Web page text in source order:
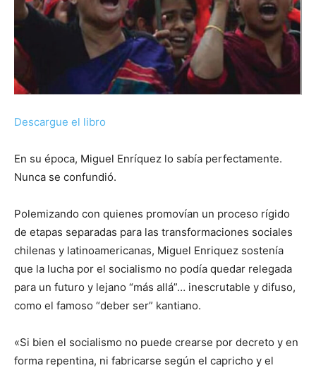
Descargue el libro
En su época, Miguel Enríquez lo sabía perfectamente.
Nunca se confundió.
Polemizando con quienes promovían un proceso rígido
de etapas separadas para las transformaciones sociales
chilenas y latinoamericanas, Miguel Enriquez sostenía
que la lucha por el socialismo no podía quedar relegada
para un futuro y lejano “más allá”… inescrutable y difuso,
como el famoso “deber ser” kantiano.
«Si bien el socialismo no puede crearse por decreto y en
forma repentina, ni fabricarse según el capricho y el